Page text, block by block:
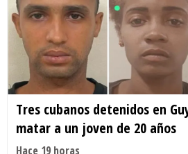
Tres cubanos detenidos en
matar a un joven de 20 años
Hace 19 horas